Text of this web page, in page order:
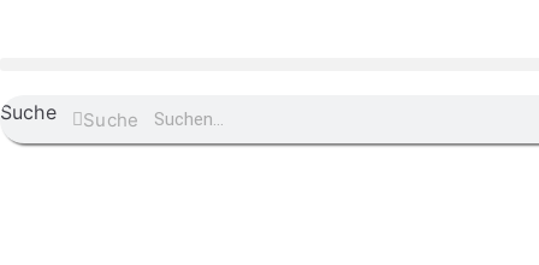
Suche Suche